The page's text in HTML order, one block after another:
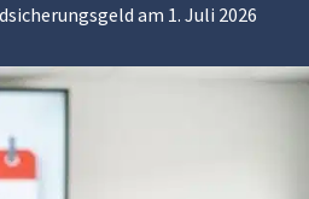
am 1. Juli 2026